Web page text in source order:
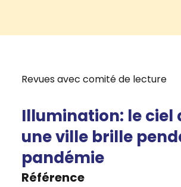
Revues avec comité de lecture
Illumination: le ciel
une ville brille
pandémie
Référence